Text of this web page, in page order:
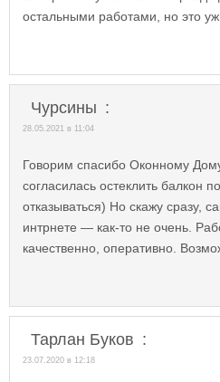
остальными работами, но это
Чурсины :
28.05.2021 в 11:04
Говорим спасибо Оконному
согласилась остеклить балкон
отказываться) Но скажу сразу,
интрнете — как-то не очень.
качественно, оперативно.
Тарлан Буков​ :
23.07.2020 в 12:18